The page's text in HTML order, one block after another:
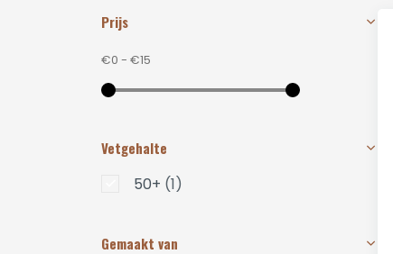
Prijs
€0 - €15
Vetgehalte
50+ (1)
Gemaakt van